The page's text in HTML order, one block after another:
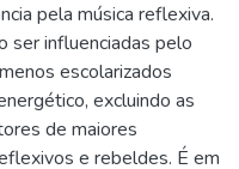
pela música reflexiva.
ser influenciadas pelo
escolarizados
excluindo as
de maiores
e rebeldes. É em